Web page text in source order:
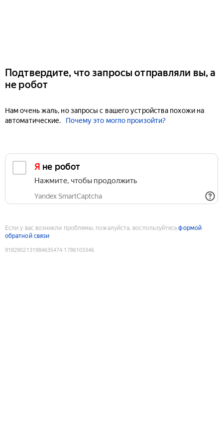
Подтвердите, что запросы отправляли вы, а
не робот
Нам очень жаль, но запросы с вашего устройства похожи на
автоматические.
Почему это могло произойти?
Я не робот
Нажмите, чтобы продолжить
Yandex SmartCaptcha
Если у вас возникли проблемы, пожалуйста, воспользуйтесьформой
обратной связи
9182902131984635474:1786103346